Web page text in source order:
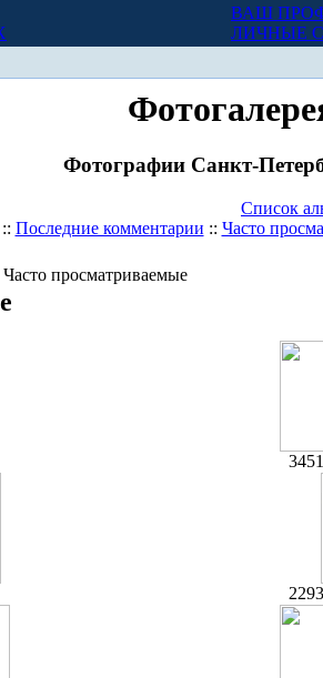
ВАШ
ЛИЧНЫЕ
Фотографии Санкт-
Список
Последние комментарии :: Часто
просматриваемые